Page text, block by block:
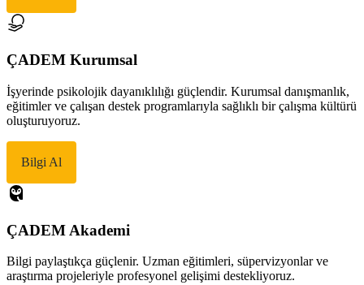
ÇADEM Kurumsal
İşyerinde psikolojik dayanıklılığı güçlendir. Kurumsal danışmanlık,
eğitimler ve çalışan destek programlarıyla sağlıklı bir çalışma kültürü
oluşturuyoruz.
Bilgi Al
ÇADEM Akademi
Bilgi paylaştıkça güçlenir. Uzman eğitimleri, süpervizyonlar ve
araştırma projeleriyle profesyonel gelişimi destekliyoruz.